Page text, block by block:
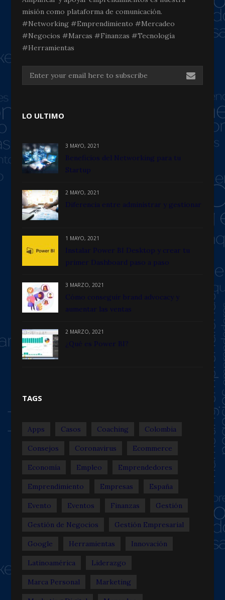
misión como plataforma de comunicación.
#Networking #Emprendimiento #Mercadeo
#Negocios #Marcas #Finanzas #Tecnología
#Herramientas
LO ULTIMO
3 MAYO, 2021
Beneficios del Networking para tu
Startup
2 MAYO, 2021
Diferencia entre administrar y gestionar
1 MAYO, 2021
Instalar Power BI Desktop y crear tu
primer Dashboard paso a paso
3 MARZO, 2021
Cómo conseguir brand advocacy y
aumentar las ventas
2 MARZO, 2021
¿Qué es Power BI?
TAGS
Apps Casos Coaching Colombia
Consejos Coronavirus Ecommerce
Economía Empleo Emprendedores
Emprendimiento Empresas España
Evento Eventos Finanzas Gestión
Gestión de Negocios Gestión Empresarial
Google Herramientas Innovación
Latinoamérica Liderazgo
Marca Personal Marketing